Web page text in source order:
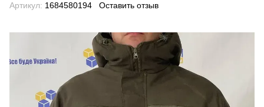
Артикул: 1684580194 Оставить отзыв